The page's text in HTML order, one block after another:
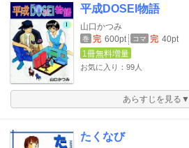
平成DOSEI物語
山口かつみ
巻 完 600pt コマ 完 40pt
1冊無料増量
お気に入り：99人
あらすじを見る▼
たくなび